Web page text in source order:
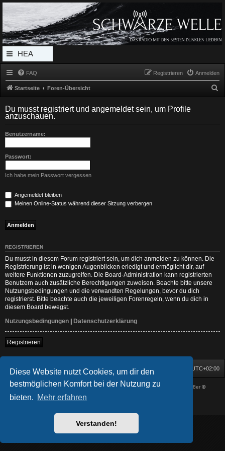
Diese Website nutzt Cookies, um dir den
bestmöglichen Komfort bei der Nutzung zu
bieten. Mehr erfahren
Verstanden!
Radio Schwarze Welle Forum
Das Radio mit den Besten Dunklen Liedern
HEA
DERL
MEN
U
FAQ Anmelden
Registrieren
Startseite Foren-Übersicht
h
Du musst registriert und angemeldet sein, um Profile
anzuschauen.
Benutzername:
Passwort:
Ich habe mein Passwort vergessen
Angemeldet bleiben
Meinen Online-Status während dieser Sitzung verbergen
REGISTRIEREN
Du musst in diesem Forum registriert sein, um dich anmelden zu können. Die
Registrierung ist in wenigen Augenblicken erledigt und ermöglicht dir, auf
weitere Funktionen zuzugreifen. Die Board-Administration kann registrierten
Benutzern auch zusätzliche Berechtigungen zuweisen. Beachte bitte unsere
Nutzungsbedingungen und die verwandten Regelungen, bevor du dich
registrierst. Bitte beachte auch die jeweiligen Forenregeln, wenn du dich in
diesem Board bewegst.
Nutzungsbedingungen
Datenschutzerklärung
Registrieren
Startseite Foren-Übersicht UTC+02:00
Powered byphpBB® Forum Software © phpBB Limited| DVGFX by: Prosk8er©
Deutsche Übersetzung durch